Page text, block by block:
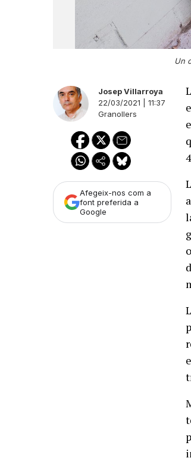
Un
Josep Villarroya
22/03/2021 | 11:37
Granollers
Afegeix-nos com a
font preferida a
Google